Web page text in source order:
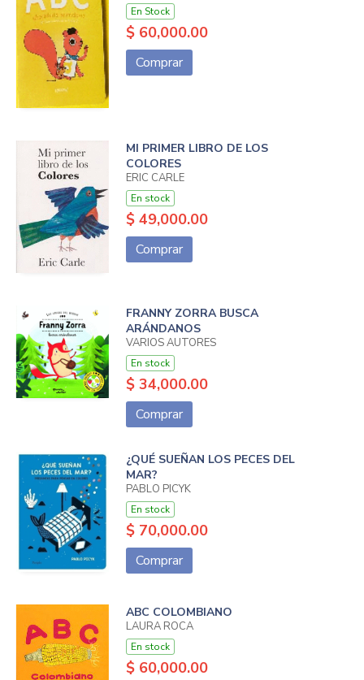
En Stock
$ 60,000.00
Comprar
MI PRIMER LIBRO DE LOS
COLORES
ERIC CARLE
En stock
$ 49,000.00
Comprar
FRANNY ZORRA BUSCA
ARÁNDANOS
VARIOS AUTORES
En stock
$ 34,000.00
Comprar
¿QUÉ SUEÑAN LOS PECES DEL
MAR?
PABLO PICYK
En stock
$ 70,000.00
Comprar
ABC COLOMBIANO
LAURA ROCA
En stock
$ 60,000.00